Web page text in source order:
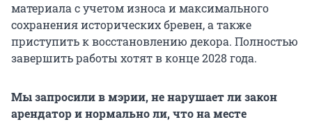
материала с учетом износа и максимального
сохранения исторических бревен, а также
приступить к восстановлению декора. Полностью
завершить работы хотят в конце 2028 года.
Мы запросили в мэрии, не нарушает ли закон
арендатор и нормально ли, что на месте